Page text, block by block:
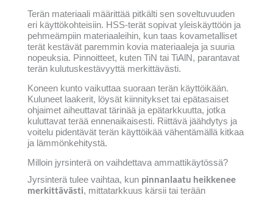
Terän materiaali määrittää pitkälti sen soveltuvuuden
eri käyttökohteisiin. HSS-terät sopivat yleiskäyttöön ja
pehmeämpiin materiaaleihin, kun taas kovametalliset
terät kestävät paremmin kovia materiaaleja ja suuria
nopeuksia. Pinnoitteet, kuten TiN tai TiAlN, parantavat
terän kulutuskestävyyttä merkittävästi.
Koneen kunto vaikuttaa suoraan terän käyttöikään.
Kuluneet laakerit, löysät kiinnitykset tai epätasaiset
ohjaimet aiheuttavat tärinää ja epätarkkuutta, jotka
kuluttavat terää ennenaikaisesti. Riittävä jäähdytys ja
voitelu pidentävät terän käyttöikää vähentämällä kitkaa
ja lämmönkehitystä.
Milloin jyrsinterä on vaihdettava ammattikäytössä?
Jyrsinterä tulee vaihtaa, kun pinnanlaatu heikkenee
merkittävästi, mittatarkkuus kärsii tai terään